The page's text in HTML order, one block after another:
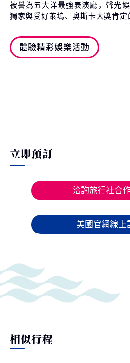
被譽為五大洋最強表演廳，聲光
獨家與受好萊塢、奧斯卡大獎肯定
體驗精彩娛樂活動
立即預訂
洽詢旅行社合
美國官網線上
相似行程